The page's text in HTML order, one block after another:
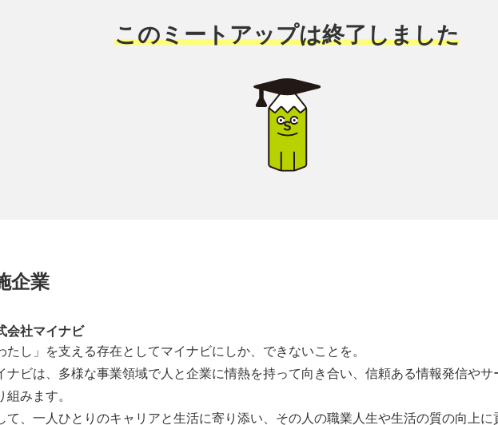
このミートアップは終了しました
企業
会社マイナビ
たし」を⽀える存在としてマイナビにしか、できないことを。
ナビは、多様な事業領域で人と企業に情熱を持って向き合い、信頼ある情報発信やサ
組みます。
て、一人ひとりのキャリアと生活に寄り添い、その人の職業人生や生活の質の向上に